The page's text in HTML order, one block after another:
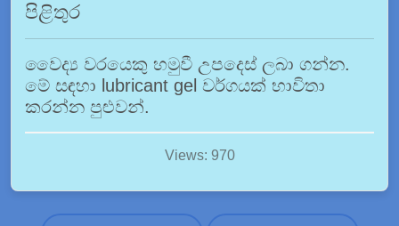
පිළිතුර
වෛද්‍ය වරයෙකු හමුවී උපදෙස් ලබා ගන්න.
මේ සඳහා lubricant gel වර්ගයක් භාවිතා
කරන්න පුළුවන්.
Views: 970